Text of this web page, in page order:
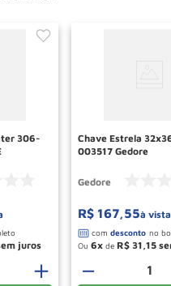
306-
＋
Chave Estrela
003517 Gedore
Gedore
R$ 167,55à vista
Ou 6 de R$ 31,15
－